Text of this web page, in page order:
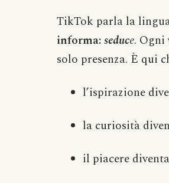
TikTok parla la
informa:seduce. Ogni
solo presenza. È qui
l’ispirazione
la curiosità
il piacere